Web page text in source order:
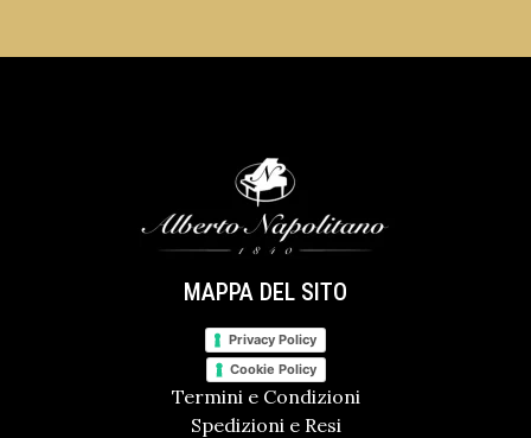
MAPPA DEL SITO
Privacy Policy
Cookie Policy
Termini e Condizioni
Spedizioni e Resi